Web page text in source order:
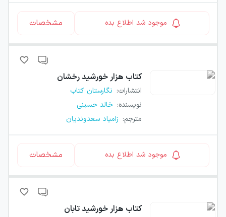
موجود شد اطلاع بده مشخصات
کتاب هزار خورشید رخشان
انتشارات: نگارستان کتاب
نویسنده: خالد حسینی
مترجم: زامیاد سعدوندیان
موجود شد اطلاع بده مشخصات
کتاب هزار خورشید تابان